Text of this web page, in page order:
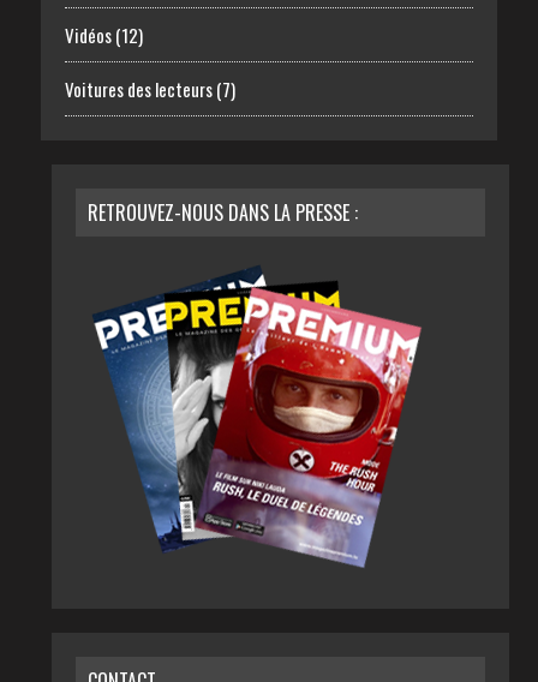
Vidéos(12)
Voitures des lecteurs(7)
RETROUVEZ-NOUS DANS LA PRESSE :